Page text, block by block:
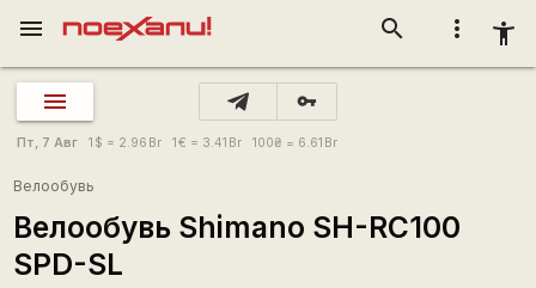
more_vert accessibility_new
search
menu
vpn_key
Пт, 7 Авг 1 $ = 2.96 Br 1€ = 3.41 Br 100₴ = 6.61 Br
Велообувь
Велообувь Shimano SH-RC100
SPD-SL